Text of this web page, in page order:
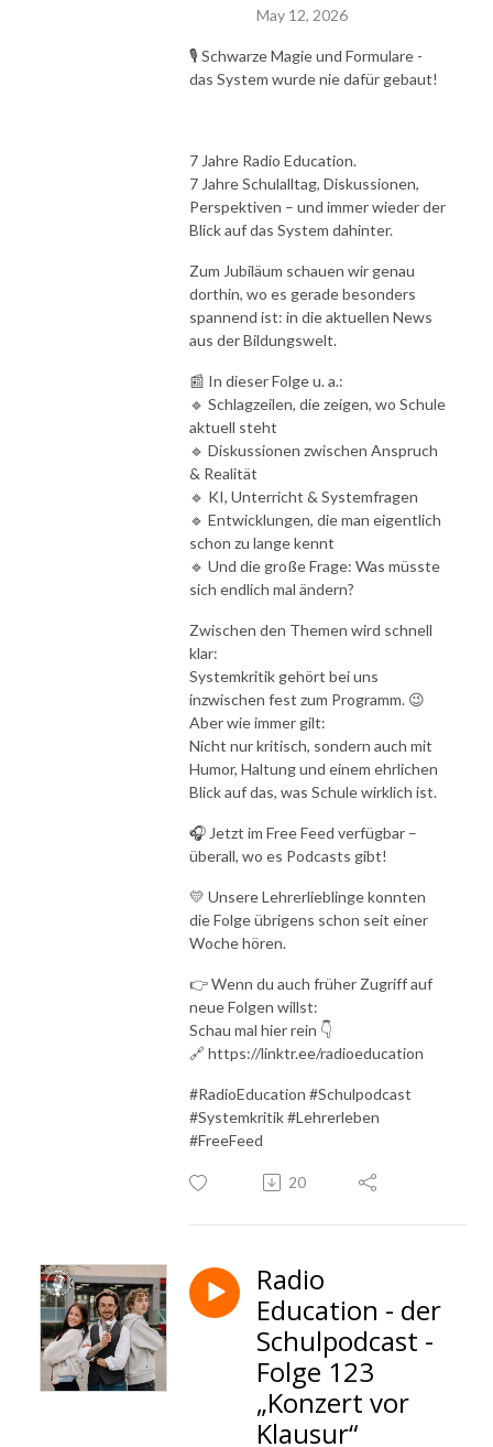
May 12, 2026
🎙️ Schwarze Magie und Formulare -
das System wurde nie dafür gebaut!
7 Jahre Radio Education.
7 Jahre Schulalltag, Diskussionen,
Perspektiven – und immer wieder der
Blick auf das System dahinter.
Zum Jubiläum schauen wir genau
dorthin, wo es gerade besonders
spannend ist: in die aktuellen News
aus der Bildungswelt.
📰 In dieser Folge u. a.:
🔹 Schlagzeilen, die zeigen, wo Schule
aktuell steht
🔹 Diskussionen zwischen Anspruch
& Realität
🔹 KI, Unterricht & Systemfragen
🔹 Entwicklungen, die man eigentlich
schon zu lange kennt
🔹 Und die große Frage: Was müsste
sich endlich mal ändern?
Zwischen den Themen wird schnell
klar:
Systemkritik gehört bei uns
inzwischen fest zum Programm. 😉
Aber wie immer gilt:
Nicht nur kritisch, sondern auch mit
Humor, Haltung und einem ehrlichen
Blick auf das, was Schule wirklich ist.
🎧 Jetzt im Free Feed verfügbar –
überall, wo es Podcasts gibt!
💛 Unsere Lehrerlieblinge konnten
die Folge übrigens schon seit einer
Woche hören.
👉 Wenn du auch früher Zugriff auf
neue Folgen willst:
Schau mal hier rein 👇
🔗 https://linktr.ee/radioeducation
#RadioEducation #Schulpodcast
#Systemkritik #Lehrerleben
#FreeFeed
20
Radio
Education - der
Schulpodcast -
Folge 123
„Konzert vor
Klausur“